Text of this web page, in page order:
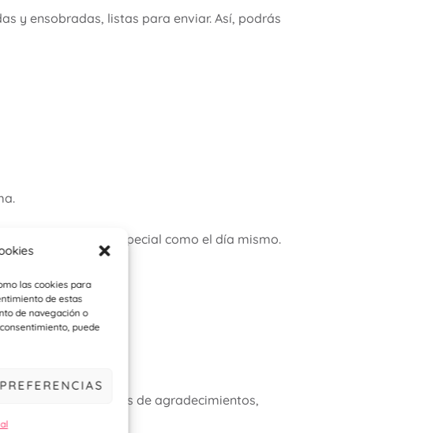
las cookies para
de estas
de navegación o
puede
y ensobradas, listas para enviar. Así, podrás
tu boda sea tan especial como el día mismo.
aquí
aquí
de llegada, tarjetas de agradecimientos,